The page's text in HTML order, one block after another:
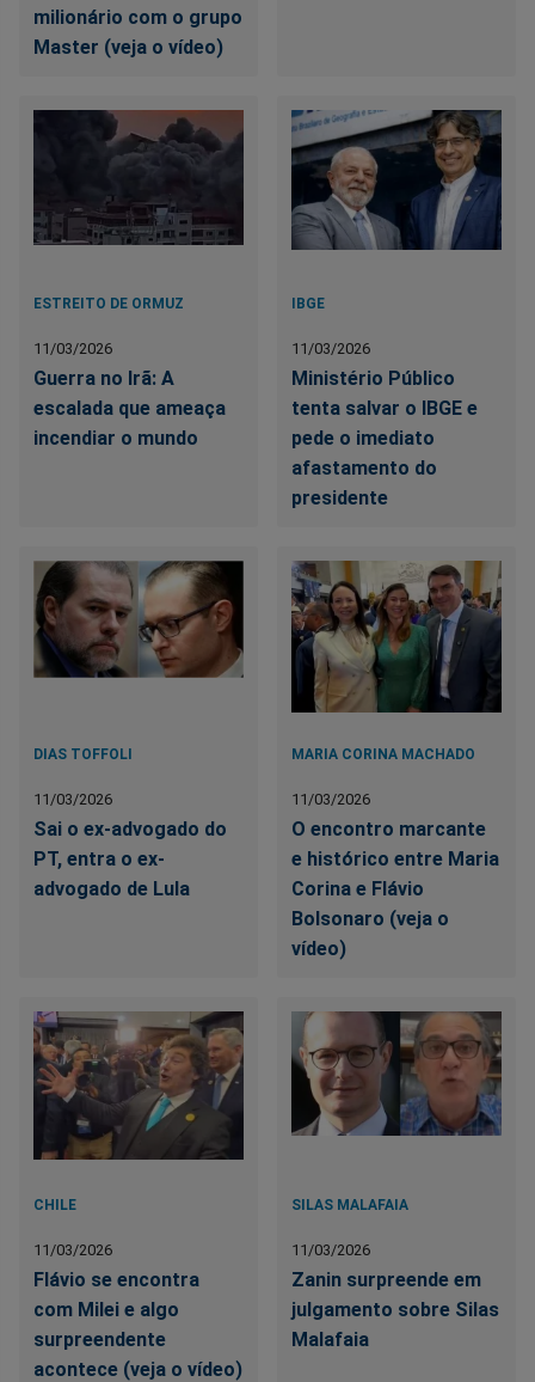
milionário com o grupo
Master (veja o vídeo)
ESTREITO DE ORMUZ
11/03/2026
Guerra no Irã: A
escalada que ameaça
incendiar o mundo
IBGE
11/03/2026
Ministério Público
tenta salvar o IBGE e
pede o imediato
afastamento do
presidente
DIAS TOFFOLI
11/03/2026
Sai o ex-advogado do
PT, entra o ex-
advogado de Lula
MARIA CORINA MACHADO
11/03/2026
O encontro marcante
e histórico entre Maria
Corina e Flávio
Bolsonaro (veja o
vídeo)
CHILE
11/03/2026
Flávio se encontra
com Milei e algo
surpreendente
acontece (veja o vídeo)
SILAS MALAFAIA
11/03/2026
Zanin surpreende em
julgamento sobre Silas
Malafaia